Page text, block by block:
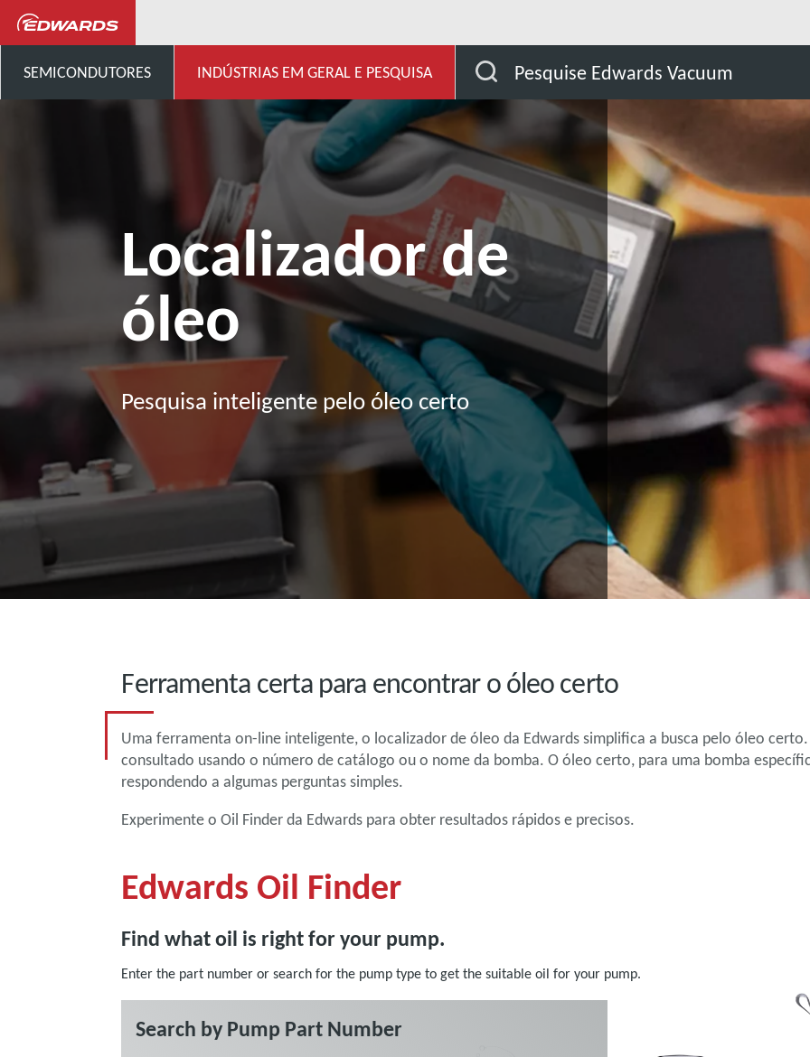
SEMICONDUTORES INDÚSTRIAS EM GERAL E PESQUISA Pesquise Edwards Vacuum
Localizador de
óleo
Pesquisa inteligente pelo óleo certo
Ferramenta certa para encontrar o óleo certo
Uma ferramenta on-line inteligente, o localizador de óleo da Edwards simplifica a busca pelo óleo
consultado usando o número de catálogo ou o nome da bomba. O óleo certo, para uma bomba
respondendo a algumas perguntas simples.
Experimente o Oil Finder da Edwards para obter resultados rápidos e precisos.